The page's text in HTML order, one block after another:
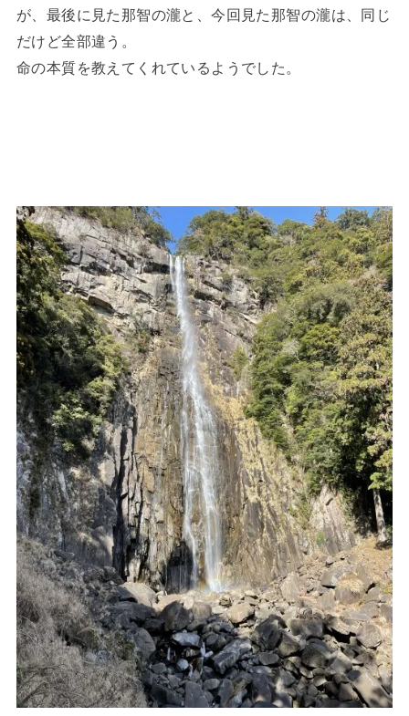
が、最後に見た那智の瀧と、今回見た那智の瀧は、同じ
だけど全部違う。
命の本質を教えてくれているようでした。